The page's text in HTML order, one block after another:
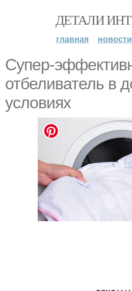
ДЕТАЛИ
главная новости
Супер-
отбеливатель в
условиях